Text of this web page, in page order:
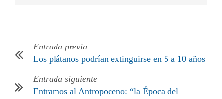
Entrada previa
Los plátanos podrían extinguirse en 5 a 10 años
Entrada siguiente
Entramos al Antropoceno: “la Época del